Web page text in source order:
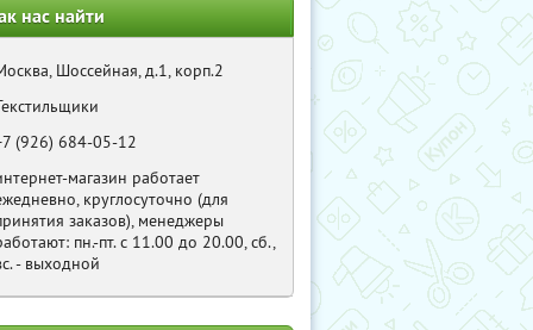
нас найти
Шоссейная, д.1, корп.2
(926) 684-05-12
магазин работает
круглосуточно (для
заказов), менеджеры
пн.-пт. с 11.00 до 20.00, сб.,
- выходной